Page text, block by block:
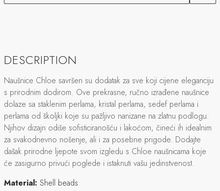
DESCRIPTION
Naušnice Chloe savršen su dodatak za sve koji cijene eleganciju
s prirodnim dodirom. Ove prekrasne, ručno izrađene naušnice
dolaze sa staklenim perlama, kristal perlama, sedef perlama i
perlama od školjki koje su pažljivo nanizane na zlatnu podlogu.
Njihov dizajn odiše sofisticiranošću i lakoćom, čineći ih idealnim
za svakodnevno nošenje, ali i za posebne prigode. Dodajte
dašak prirodne ljepote svom izgledu s Chloe naušnicama koje
će zasigurno privući poglede i istaknuti vašu jedinstvenost.
Material: Shell beads